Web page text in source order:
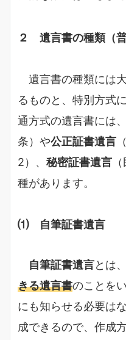
２ 遺言書の種類（普
遺言書の種類には
るものと、特別方式
通方式の遺言書には、
条）や公正証書遺言
2）、 秘密証書遺言
種があります。
⑴ 自筆証書遺言
自筆証書遺言とは、
きる遺言書のことを
にも知らせる必要は
成できるので、作成